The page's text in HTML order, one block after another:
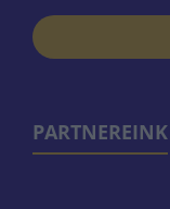
PARTNEREINK